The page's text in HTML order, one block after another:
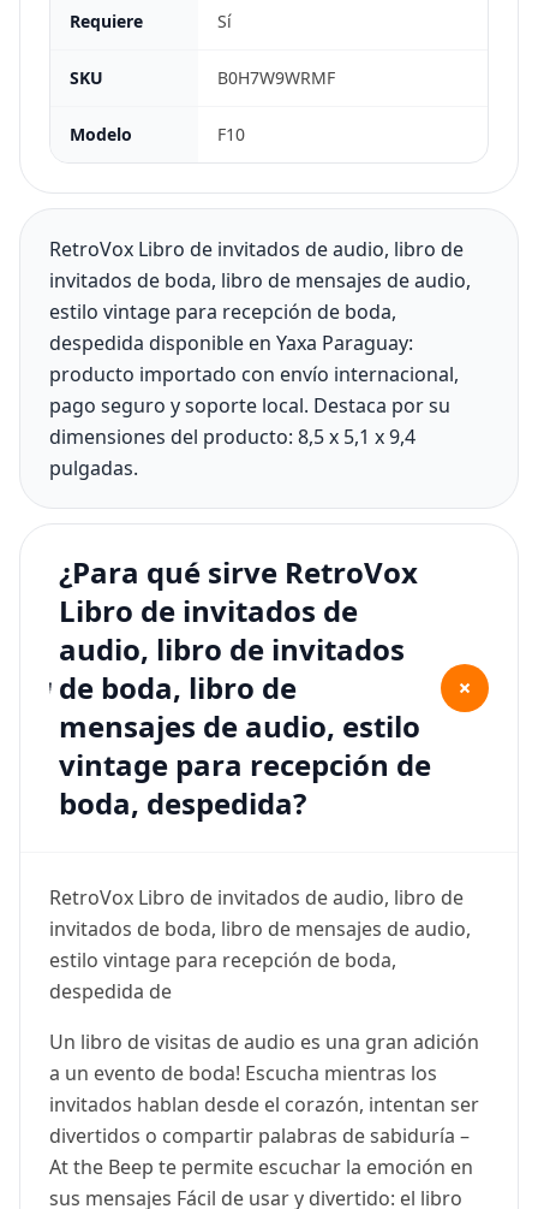
Requiere Sí
SKU B0H7W9WRMF
Modelo F10
RetroVox Libro de invitados de audio, libro de
invitados de boda, libro de mensajes de audio,
estilo vintage para recepción de boda,
despedida disponible en Yaxa Paraguay:
producto importado con envío internacional,
pago seguro y soporte local. Destaca por su
dimensiones del producto: 8,5 x 5,1 x 9,4
pulgadas.
¿Para qué sirve RetroVox
Libro de invitados de
audio, libro de invitados
de boda, libro de
mensajes de audio, estilo
vintage para recepción de
boda, despedida?
+
RetroVox Libro de invitados de audio, libro de
invitados de boda, libro de mensajes de audio,
estilo vintage para recepción de boda,
despedida de
Un libro de visitas de audio es una gran adición
a un evento de boda! Escucha mientras los
invitados hablan desde el corazón, intentan ser
divertidos o compartir palabras de sabiduría –
At the Beep te permite escuchar la emoción en
sus mensajes Fácil de usar y divertido: el libro